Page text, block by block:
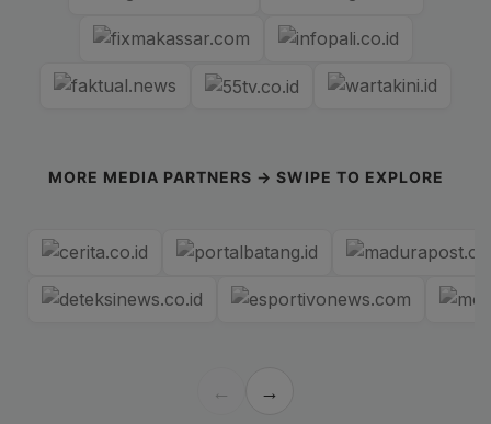
MORE MEDIA PARTNERS → SWIPE TO EXPLORE
← →